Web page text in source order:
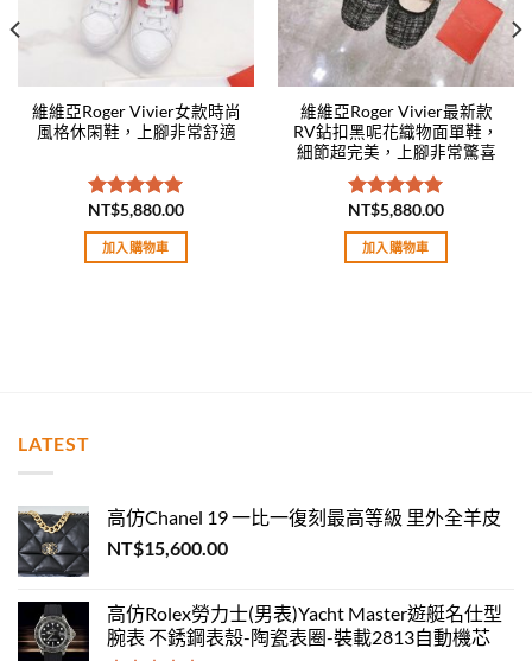
維維亞Roger Vivier女款時尚
風格休閑鞋，上腳非常舒適
評分5.00
滿分 5
NT$5,880.00
加入購物車
維維亞Roger Vivier最新款
RV鉆扣黑呢花織物面單鞋，
細節超完美，上腳非常驚喜
評分5.00
滿分 5
NT$5,880.00
加入購物車
LATEST
高仿Chanel 19 一比一復刻最高等級 里外全羊皮
NT$15,600.00
高仿Rolex勞力士(男表)Yacht Master遊艇名仕型
腕表 不銹鋼表殼-陶瓷表圈-裝載2813自動機芯